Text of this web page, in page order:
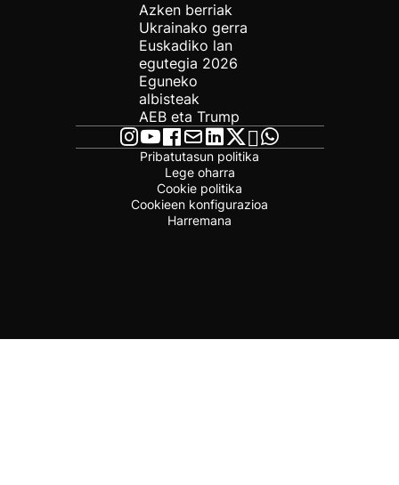
Azken berriak
Ukrainako gerra
Euskadiko lan
egutegia 2026
Eguneko
albisteak
AEB eta Trump
Pribatutasun politika
Lege oharra
Cookie politika
Cookieen konfigurazioa
Harremana